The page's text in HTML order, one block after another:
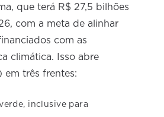
que terá R$ 27,5 bilhões
com a meta de alinhar
com as
climática. Isso abre
em três frentes:
inclusive para